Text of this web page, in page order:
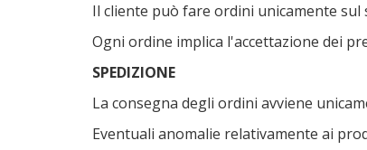
Il cliente può fare ordini unicamente
Ogni ordine implica l'accettazione dei
SPEDIZIONE
La consegna degli ordini avviene
Eventuali anomalie relativamente ai